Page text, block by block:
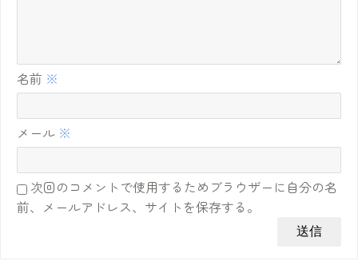
名前 ※
メール ※
次回のコメントで使用するためブラウザーに自分の名
前、メールアドレス、サイトを保存する。